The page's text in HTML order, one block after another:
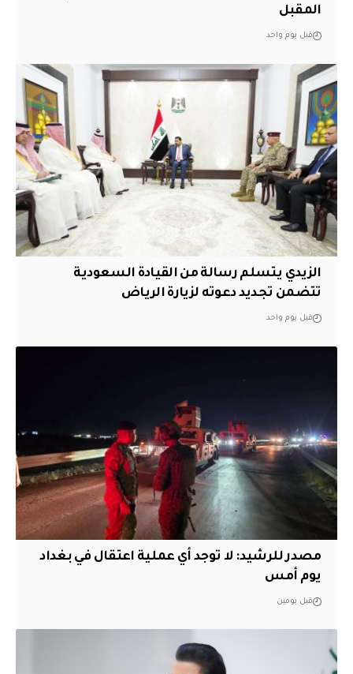
المقبل
قبل يوم واحد
الزيدي يتسلم رسالة من القيادة السعودية
تتضمن تجديد دعوته لزيارة الرياض
قبل يوم واحد
مصدر للرشيد: لا توجد أي عملية اعتقال في بغداد
يوم أمس
قبل يومين